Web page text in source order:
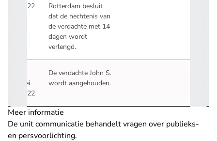
2022
Rotterdam besluit
dat de hechtenis van
de verdachte met 14
dagen wordt
verlengd.
mei
2022
De verdachte John S.
wordt aangehouden.
Meer informatie
De unit communicatie behandelt vragen over publieks-
en persvoorlichting.